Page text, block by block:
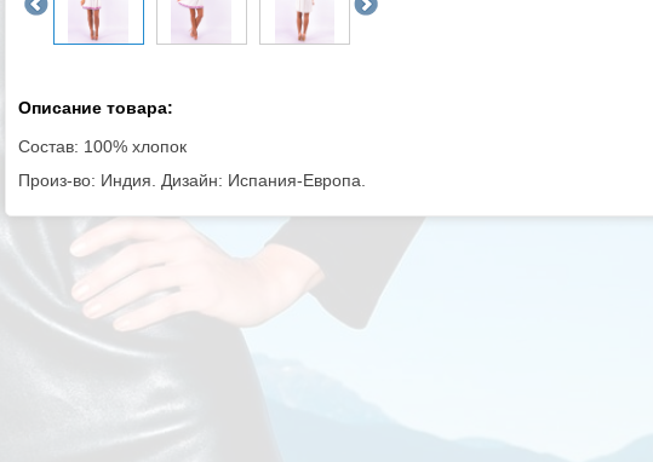
Описание товара:
Состав: 100% хлопок
Произ-во: Индия. Дизайн: Испания-Европа.